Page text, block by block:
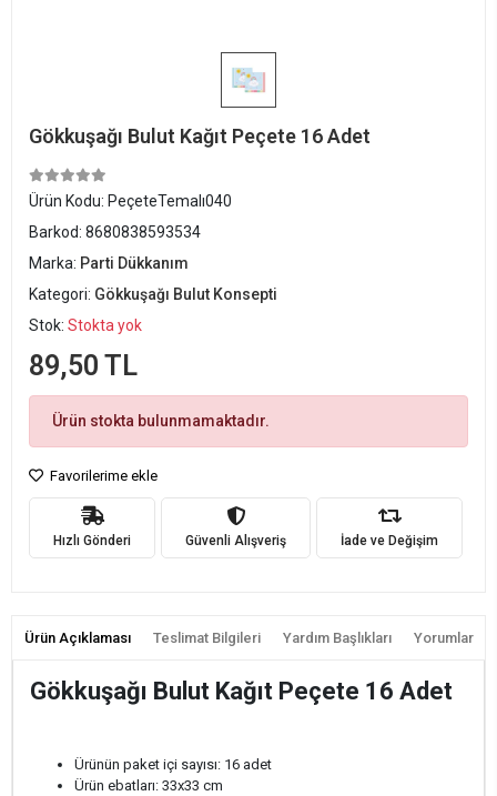
Gökkuşağı Bulut Kağıt Peçete 16 Adet
Ürün Kodu: PeçeteTemalı040
Barkod: 8680838593534
Marka: Parti Dükkanım
Kategori: Gökkuşağı Bulut Konsepti
Stok: Stokta yok
89,50 TL
Ürün stokta bulunmamaktadır.
Favorilerime ekle
Hızlı Gönderi Güvenli Alışveriş İade ve Değişim
Ürün Açıklaması Teslimat Bilgileri Yardım Başlıkları Yorumlar
Gökkuşağı Bulut Kağıt Peçete 16 Adet
Ürünün paket içi sayısı: 16 adet
Ürün ebatları: 33x33 cm